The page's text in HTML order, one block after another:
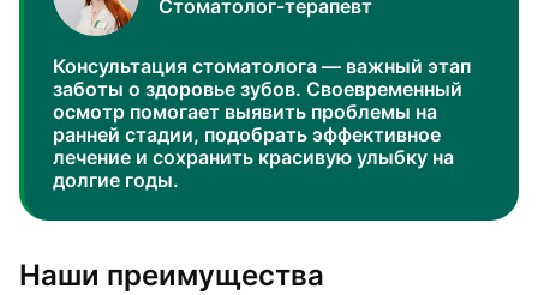
Стоматолог-терапевт
Консультация стоматолога — важный этап
заботы о здоровье зубов. Своевременный
осмотр помогает выявить проблемы на
ранней стадии, подобрать эффективное
лечение и сохранить красивую улыбку на
долгие годы.
Наши преимущества